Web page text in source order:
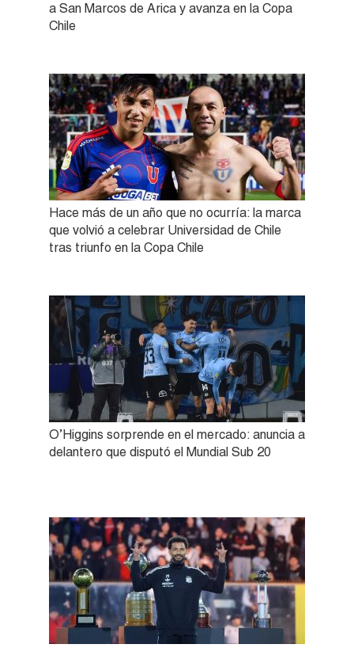
a San Marcos de Arica y avanza en la Copa
Chile
Hace más de un año que no ocurría: la marca
que volvió a celebrar Universidad de Chile
tras triunfo en la Copa Chile
O’Higgins sorprende en el mercado: anuncia a
delantero que disputó el Mundial Sub 20